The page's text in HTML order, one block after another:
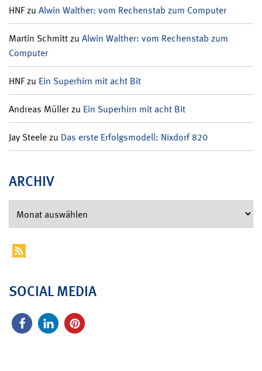
HNFzu Alwin Walther: vom Rechenstab zum Computer
Martin Schmittzu Alwin Walther: vom Rechenstab zum
Computer
HNFzu Ein Superhirn mit acht Bit
Andreas Müllerzu Ein Superhirn mit acht Bit
Jay Steelezu Das erste Erfolgsmodell: Nixdorf 820
ARCHIV
SOCIAL MEDIA